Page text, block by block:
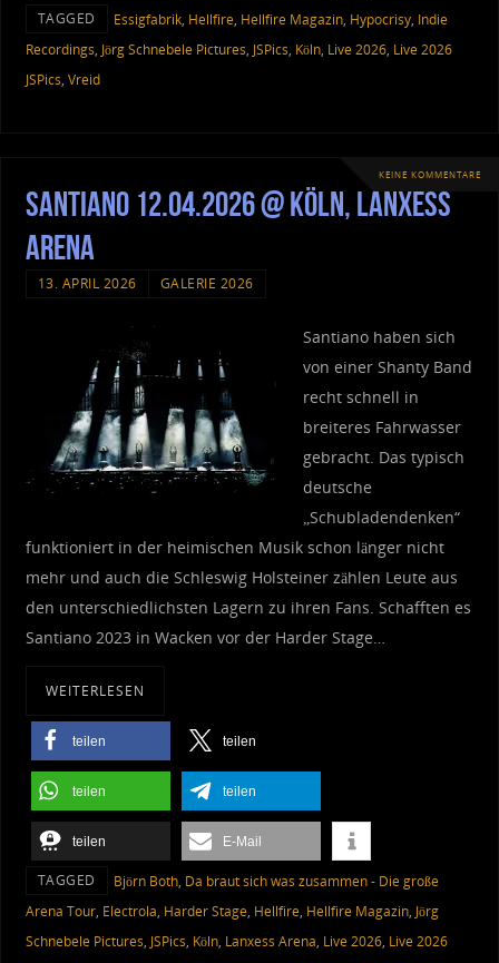
TAGGED Essigfabrik, Hellfire, Hellfire Magazin, Hypocrisy, Indie
Recordings, Jörg Schnebele Pictures, JSPics, Köln, Live 2026, Live 2026
JSPics, Vreid
KEINE KOMMENTARE
Santiano 12.04.2026 @ Köln, Lanxess
Arena
13. APRIL 2026 GALERIE 2026
Santiano haben sich
von einer Shanty Band
recht schnell in
breiteres Fahrwasser
gebracht. Das typisch
deutsche
„Schubladendenken“
funktioniert in der heimischen Musik schon länger nicht
mehr und auch die Schleswig Holsteiner zählen Leute aus
den unterschiedlichsten Lagern zu ihren Fans. Schafften es
Santiano 2023 in Wacken vor der Harder Stage…
WEITERLESEN
teilen teilen
teilen teilen
teilen E-Mail
TAGGED Björn Both, Da braut sich was zusammen - Die große
Arena Tour, Electrola, Harder Stage, Hellfire, Hellfire Magazin, Jörg
Schnebele Pictures, JSPics, Köln, Lanxess Arena, Live 2026, Live 2026